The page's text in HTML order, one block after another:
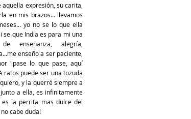
expresión, su carita,
en mis brazos... llevamos
yo no se lo que ella
se que India es para mi una
enseñanza, alegría,
enseño a ser paciente,
"pase lo que pase, aquí
ratos puede ser una tozuda
y la querré siempre a
a ella, es infinitamente
es la perrita mas dulce del
cabe duda!